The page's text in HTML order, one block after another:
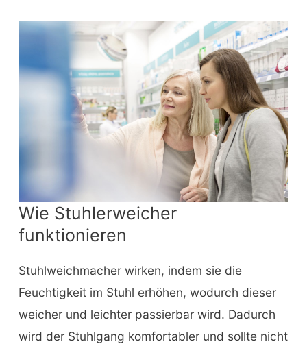
Wie Stuhlerweicher
funktionieren
Stuhlweichmacher wirken, indem sie die
Feuchtigkeit im Stuhl erhöhen, wodurch dieser
weicher und leichter passierbar wird. Dadurch
wird der Stuhlgang komfortabler und sollte nicht